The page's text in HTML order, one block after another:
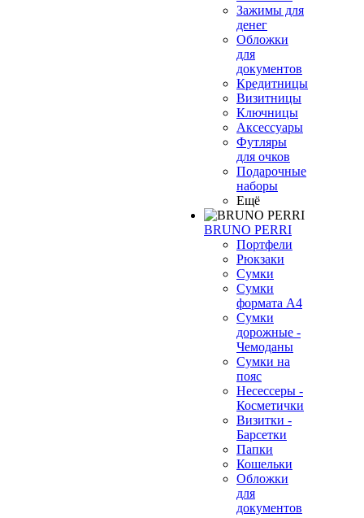
Зажимы для
денег
Обложки
для
документов
Кредитницы
Визитницы
Ключницы
Аксессуары
Футляры
для очков
Подарочные
наборы
Ещё
BRUNO PERRI
Портфели
Рюкзаки
Сумки
Сумки
формата А4
Сумки
дорожные -
Чемоданы
Сумки на
пояс
Несессеры -
Косметички
Визитки -
Барсетки
Папки
Кошельки
Обложки
для
документов